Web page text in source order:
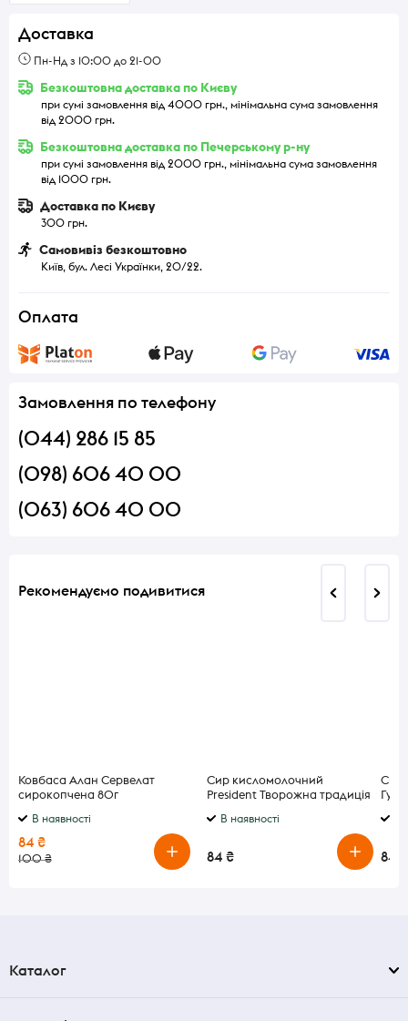
Доставка
Пн-Нд з 10:00 до 21-00
Безкоштовна доставка по Києву
при сумі замовлення від 4000 грн., мінімальна сума замовлення
від 2000 грн.
Безкоштовна доставка по Печерському р-ну
при сумі замовлення від 2000 грн., мінімальна сума замовлення
від 1000 грн.
Доставка по Києву
300 грн.
Самовивіз безкоштовно
Київ, бул. Лесі Українки, 20/22.
Оплата
Замовлення по телефону
(044) 286 15 85
(098) 606 40 00
(063) 606 40 00
Рекомендуємо подивитися
Ковбаса Алан Сервелат
сирокопчена 80г
В наявності
84 ₴
100 ₴
Сир кисломолочний
President Творожна традиція
В наявності
84 ₴
Сир
84 ₴
Каталог